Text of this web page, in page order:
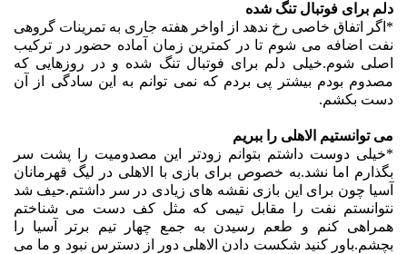
دلم برای فوتبال تنگ شده
*اگر اتفاق خاصی رخ ندهد از اواخر هفته جاری به تمرینات گروهی
نفت اضافه می شوم تا در کمترین زمان آماده حضور در ترکیب
اصلی شوم.خیلی دلم برای فوتبال تنگ شده و در روزهایی که
مصدوم بودم بیشتر پی بردم که نمی توانم به این سادگی از آن
دست بکشم.
می توانستیم الاهلی را ببریم
*خیلی دوست داشتم بتوانم زودتر این مصدومیت را پشت سر
بگذارم اما نشد.به خصوص برای بازی با الاهلی در لیگ قهرمانان
آسیا چون برای این بازی نقشه های زیادی در سر داشتم.حیف شد
نتوانستم نفت را مقابل تیمی که مثل کف دست می شناختم
همراهی کنم و طعم رسیدن به جمع چهار تیم برتر آسیا را
بچشم.باور کنید شکست دادن الاهلی دور از دسترس نبود و ما می